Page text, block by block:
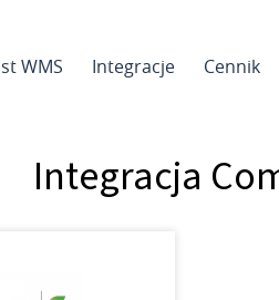
WMS Integracje Cennik
Integracja